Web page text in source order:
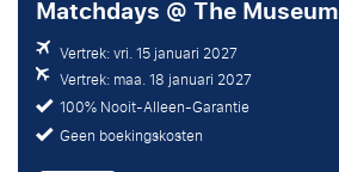
Matchdays @ The Museum
Vertrek: vri. 15 januari 2027
Vertrek: maa. 18 januari 2027
100% Nooit-Alleen-Garantie
Geen boekingskosten